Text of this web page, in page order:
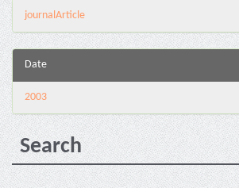
journalArticle
Date
2003
Search